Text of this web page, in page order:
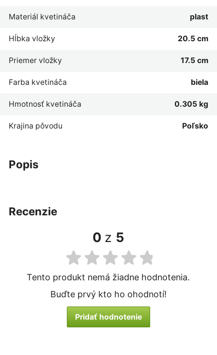
popis
Materiál kvetináča plast
Hĺbka vložky 20.5 cm
Priemer vložky 17.5 cm
Farba kvetináča biela
Hmotnosť kvetináča 0.305 kg
Krajina pôvodu Poľsko
recenzie
0 z 5
Tento produkt nemá žiadne hodnotenia.
Buďte prvý kto ho ohodnotí!
Pridať hodnotenie